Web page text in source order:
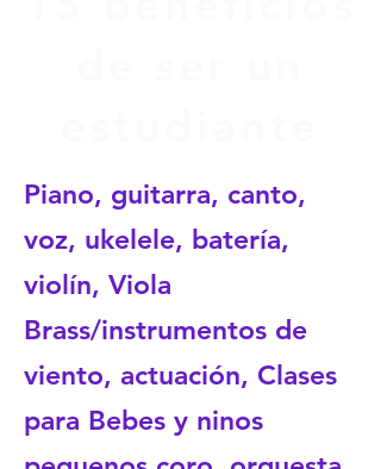
Piano, guitarra, canto,
voz, ukelele, batería,
violín, Viola
Brass/instrumentos de
viento, actuación, Clases
para Bebes y ninos